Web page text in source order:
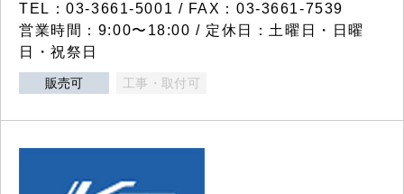
TEL：03-3661-5001 / FAX：03-3661-7539
営業時間：9:00〜18:00 / 定休日：土曜日・日曜
日・祝祭日
販売可 工事・取付可